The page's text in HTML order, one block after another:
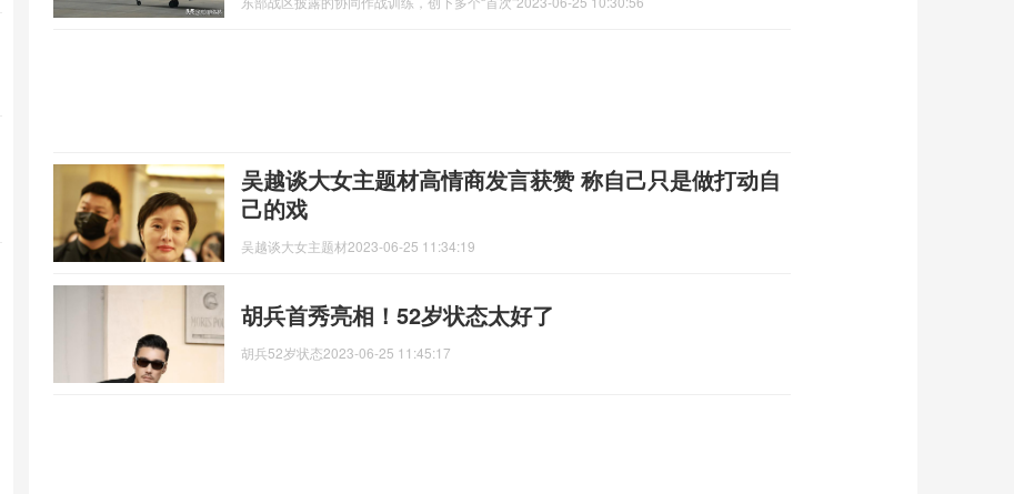
吴越谈大女主题材高情商发言获赞 称自己只是做打动自
己的戏
吴越谈大女主题材2023-06-25 11:34:19
胡兵首秀亮相！52岁状态太好了
胡兵52岁状态2023-06-25 11:45:17